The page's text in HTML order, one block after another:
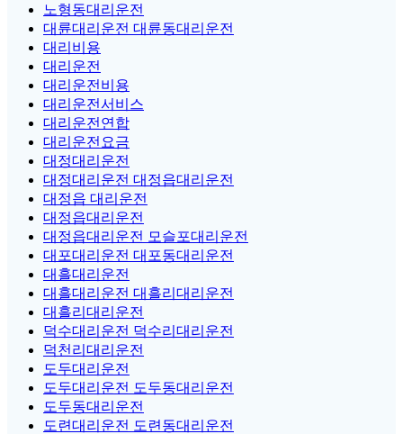
노형동대리운전
대륜대리운전 대륜동대리운전
대리비용
대리운전
대리운전비용
대리운전서비스
대리운전연합
대리운전요금
대정대리운전
대정대리운전 대정읍대리운전
대정읍 대리운전
대정읍대리운전
대정읍대리운전 모슬포대리운전
대포대리운전 대포동대리운전
대흘대리운전
대흘대리운전 대흘리대리운전
대흘리대리운전
덕수대리운전 덕수리대리운전
덕천리대리운전
도두대리운전
도두대리운전 도두동대리운전
도두동대리운전
도련대리운전 도련동대리운전